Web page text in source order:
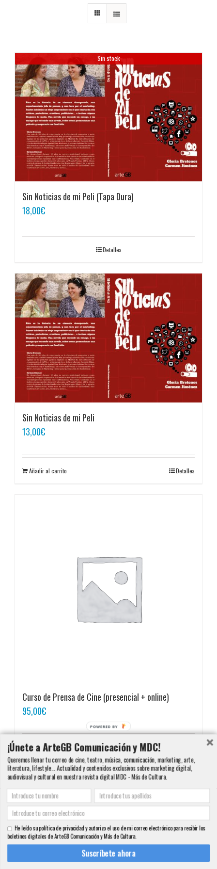
Sin stock
Sin Noticias de mi Peli (Tapa Dura)
18,00€
Detalles
Sin Noticias de mi Peli
13,00€
Añadir al carrito Detalles
Curso de Prensa de Cine (presencial + online)
95,00€
Añadir al carrito
Copyright 2000 - 2016 ArteGB | Todos los derechos reservados |Aviso legal -
Condiciones de Venta y Privacidad - Política de Cookies
info@artegb.com - 915 221 343.
Twitter YouTubePinterestInstagram
¡Únete a ArteGB Comunicación y MDC!
Queremos llenar tu correo de cine, teatro, música, comunicación, marketing, arte,
literatura, lifestyle... Actualidad y contenidos exclusivos sobre marketing digital,
audiovisual y cultural en nuestra revista digital MDC - Más de Cultura.
Suscríbete ahora
He leído su política de privacidad y autorizo el uso de mi correo electrónico para recibir los
boletines digitales de ArteGB Comunicación y Más de Cultura.
POWERED BY